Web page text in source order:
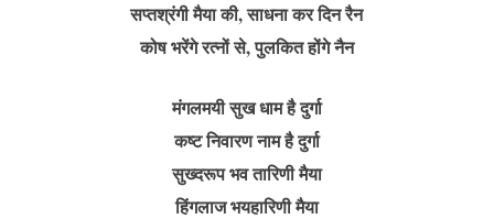
सप्तश्रंगी मैया की, साधना कर दिन रैन
कोष भरेंगे रत्नों से, पुलकित होंगे नैन
मंगलमयी सुख धाम है दुर्गा
कष्ट निवारण नाम है दुर्गा
सुख्दरूप भव तारिणी मैया
हिंगलाज भयहारिणी मैया